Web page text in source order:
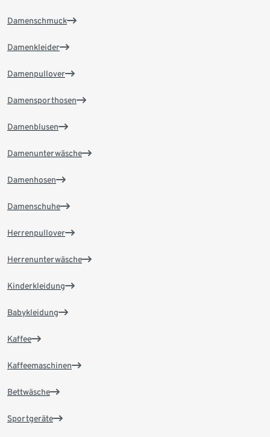
Damenschmuck
Damenkleider
Damenpullover
Damensporthosen
Damenblusen
Damenunterwäsche
Damenhosen
Damenschuhe
Herrenpullover
Herrenunterwäsche
Kinderkleidung
Babykleidung
Kaffee
Kaffeemaschinen
Bettwäsche
Sportgeräte